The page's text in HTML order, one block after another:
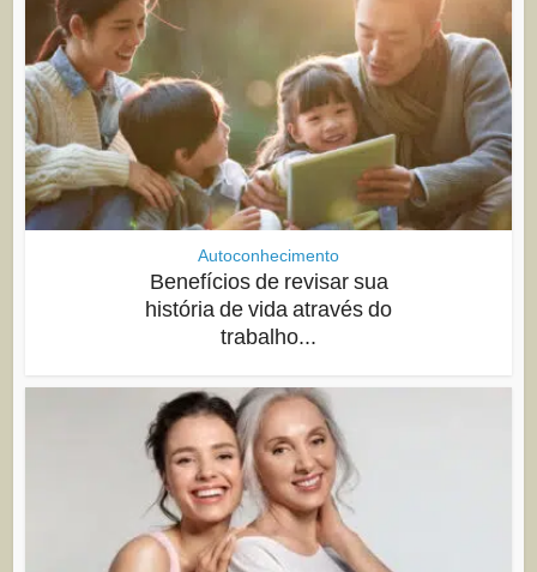
Autoconhecimento
Benefícios de revisar sua
história de vida através do
trabalho...